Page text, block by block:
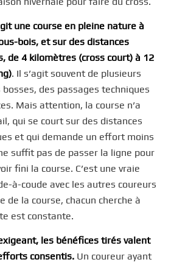
une course en pleine nature à
bois, et sur des distances
de 4 kilomètres (cross court) à 12
. Il s’agit souvent de plusieurs
des passages techniques
Mais attention, la course n’a
qui se court sur des distances
et qui demande un effort moins
suffit pas de passer la ligne pour
fini la course. C’est une vraie
à-coude avec les autres coureurs
de la course, chacun cherche à
est constante.
les bénéfices tirés valent
consentis. Un coureur ayant